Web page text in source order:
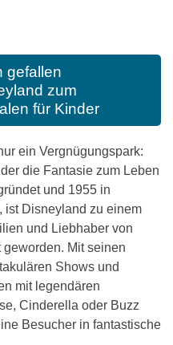
gefallen
zum
für Kinder
ein Vergnügungspark:
die Fantasie zum Leben
und 1955 in
ist Disneyland zu einem
und Liebhaber von
geworden. Mit seinen
Shows und
mit legendären
Cinderella oder Buzz
Besucher in fantastische